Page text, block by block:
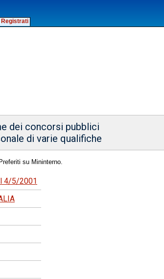
Registrati
dei concorsi pubblici
di varie qualifiche
su Mininterno.
4/5/2001